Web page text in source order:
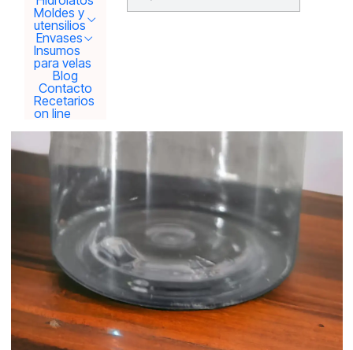
Moldes y
utensilios
Envases
Insumos
para velas
Blog
Contacto
Recetarios
on line